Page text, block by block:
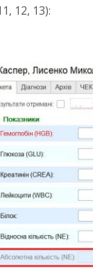
12, 13):